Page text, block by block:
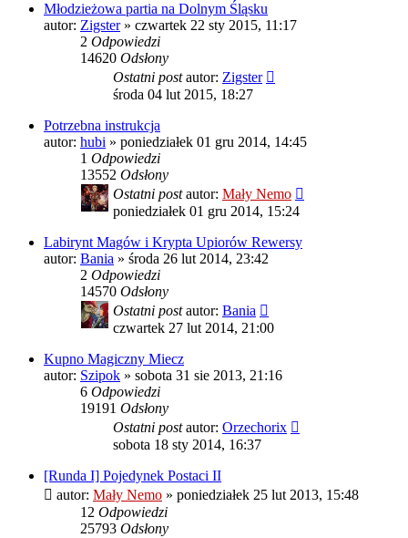
Młodzieżowa partia na Dolnym Śląsku
autor: Zigster» czwartek 22 sty 2015, 11:17
2 Odpowiedzi
14620 Odsłony
Ostatni postautor: Zigster
środa 04 lut 2015, 18:27
Potrzebna instrukcja
autor: hubi » poniedziałek 01 gru 2014, 14:45
1 Odpowiedzi
13552 Odsłony
Ostatni postautor: Mały Nemo
poniedziałek 01 gru 2014, 15:24
Labirynt Magów i Krypta Upiorów Rewersy
autor: Bania » środa 26 lut 2014, 23:42
2 Odpowiedzi
14570 Odsłony
Ostatni postautor: Bania
czwartek 27 lut 2014, 21:00
Kupno Magiczny Miecz
autor: Szipok » sobota 31 sie 2013, 21:16
6 Odpowiedzi
19191 Odsłony
Ostatni postautor: Orzechorix
sobota 18 sty 2014, 16:37
[Runda I] Pojedynek Postaci II
autor: Mały Nemo » poniedziałek 25 lut 2013, 15:48
12 Odpowiedzi
25793 Odsłony